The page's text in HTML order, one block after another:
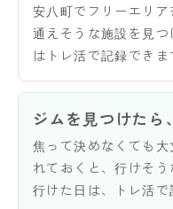
安八町でフリーエリア
通えそうな施設を見
はトレ活で記録できま
ジムを見つけたら
焦って決めなくても
れておくと、行けそ
行けた日は、トレ活で